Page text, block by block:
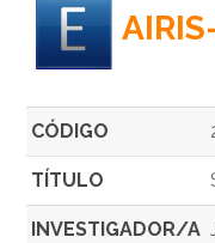
CÓDIGO
TÍTULO
INVESTIGADOR/A